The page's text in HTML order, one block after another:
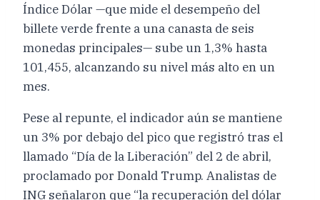
Índice Dólar —que mide el desempeño del
billete verde frente a una canasta de seis
monedas principales— sube un 1,3% hasta
101,455, alcanzando su nivel más alto en un
mes.
Pese al repunte, el indicador aún se mantiene
un 3% por debajo del pico que registró tras el
llamado “Día de la Liberación” del 2 de abril,
proclamado por Donald Trump. Analistas de
ING señalaron que “la recuperación del dólar